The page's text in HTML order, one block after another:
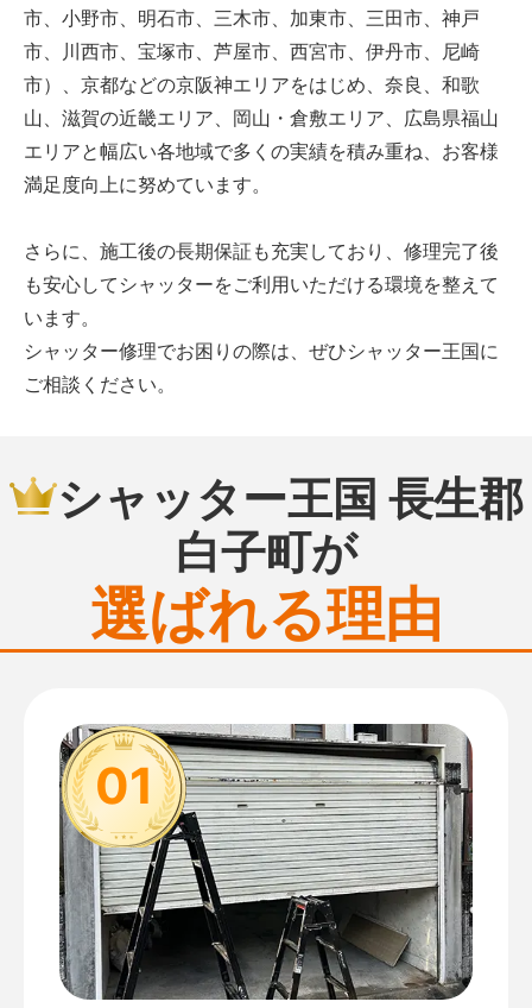
市、小野市、明石市、三木市、加東市、三田市、神戸
市、川西市、宝塚市、芦屋市、西宮市、伊丹市、尼崎
市）、京都などの京阪神エリアをはじめ、奈良、和歌
山、滋賀の近畿エリア、岡山・倉敷エリア、広島県福山
エリアと幅広い各地域で多くの実績を積み重ね、お客様
満足度向上に努めています。
さらに、施工後の長期保証も充実しており、修理完了後
も安心してシャッターをご利用いただける環境を整えて
います。
シャッター修理でお困りの際は、ぜひシャッター王国に
ご相談ください。
シャッター王国 長生郡
白子町が
選ばれる理由
01